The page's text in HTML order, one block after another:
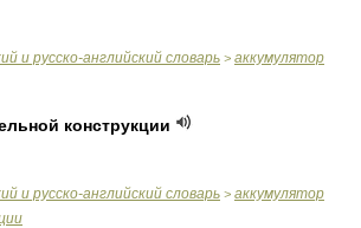
и русско-английский словарь > аккумулятор
конструкции
и русско-английский словарь > аккумулятор